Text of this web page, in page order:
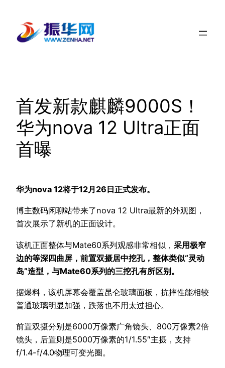
首发新款麒麟9000S！
华为nova 12 Ultra正面
首曝
华为nova 12将于12月26日正式发布。
博主数码闲聊站带来了nova 12 Ultra最新的外观图，
首次展示了新机的正面设计。
该机正面整体与Mate60系列观感非常相似， 采用极窄
边的等深四曲屏，前置双摄居中挖孔，整体类似“灵动
岛”造型，与Mate60系列的三挖孔有所区别。
据爆料，该机屏幕会覆盖昆仑玻璃面板，抗摔性能相较
普通玻璃明显加强，跌落也不用太过担心。
前置双摄分别是6000万像素广角镜头、800万像素2倍
镜头，后置则是5000万像素的1/1.55″主摄，支持
f/1.4-f/4.0物理可变光圈。